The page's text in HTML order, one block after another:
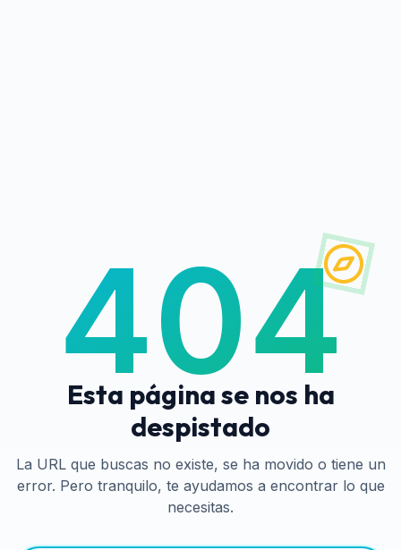
404
Esta página se nos ha
despistado
La URL que buscas no existe, se ha movido o tiene un
error. Pero tranquilo, te ayudamos a encontrar lo que
necesitas.